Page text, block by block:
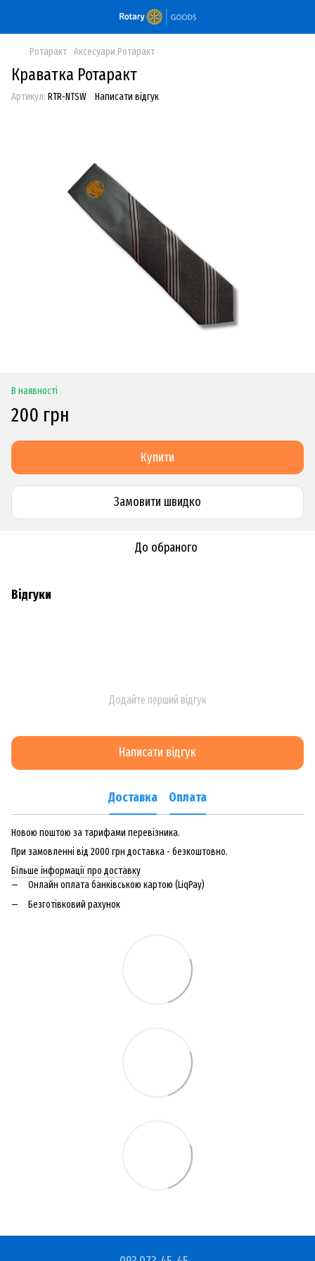
Ротаракт Аксесуари Ротаракт
Краватка Ротаракт
Артикул: RTR-NTSW Написати відгук
В наявності
200 грн
Купити
Замовити швидко
До обраного
Відгуки
Додайте перший відгук
Написати відгук
Доставка Оплата
Новою поштою за тарифами перевізника.
При замовленні від 2000 грн доставка - безкоштовно.
Більше інформації про доставку
Онлайн оплата банківською картою (LiqPay)
Безготівковий рахунок